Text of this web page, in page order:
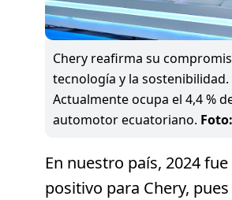
Chery reafirma su
tecnología y la sostenibilidad.
Actualmente ocupa el 4,4 %
automotor ecuatoriano. Foto:
En nuestro país, 2024
positivo para Chery,